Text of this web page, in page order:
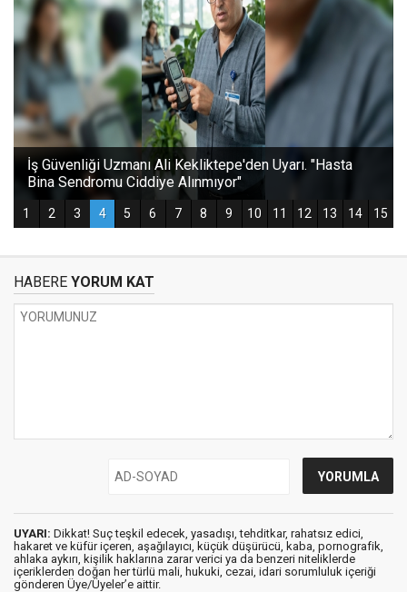
HABERE YORUM KAT
UYARI: Dikkat! Suç teşkil edecek, yasadışı, tehditkar, rahatsız edici,
hakaret ve küfür içeren, aşağılayıcı, küçük düşürücü, kaba, pornografik,
ahlaka aykırı, kişilik haklarına zarar verici ya da benzeri niteliklerde
içeriklerden doğan her türlü mali, hukuki, cezai, idari sorumluluk içeriği
gönderen Üye/Üyeler’e aittir.